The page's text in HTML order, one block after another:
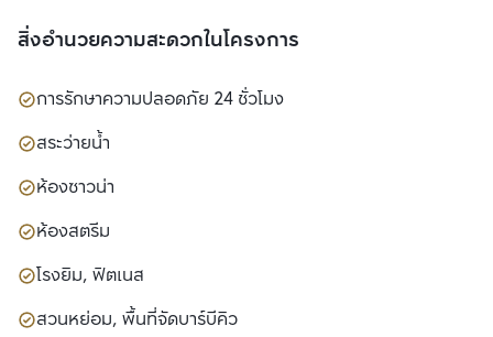
สิ่งอำนวยความสะดวกในโครงการ
การรักษาความปลอดภัย 24 ชั่วโมง
สระว่ายน้ำ
ห้องซาวน่า
ห้องสตรีม
โรงยิม, ฟิตเนส
สวนหย่อม, พื้นที่จัดบาร์บีคิว